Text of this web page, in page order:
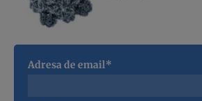
Adresa de email*